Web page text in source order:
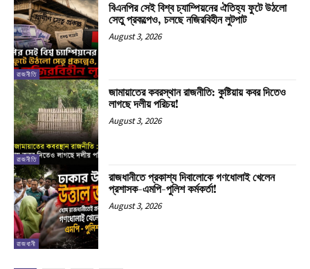
রাজনীতি
বিএনপির সেই বিশ্ব চ্যাম্পিয়নের ঐতিহ্য ফুটে উঠলো
সেতু প্রকল্পেও, চলছে নজিরবিহীন লুটপাট
August 3, 2026
রাজনীতি
জামায়াতের কবরস্থান রাজনীতি: কুষ্টিয়ায় কবর দিতেও
লাগছে দলীয় পরিচয়!
August 3, 2026
রাজধানী
রাজধানীতে প্রকাশ্য দিবালোকে গণধোলাই খেলেন
প্রশাসক-এমপি-পুলিশ কর্মকর্তা!
August 3, 2026